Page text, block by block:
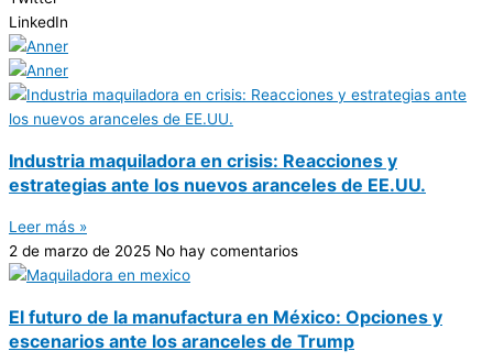
LinkedIn
Industria maquiladora en crisis: Reacciones y
estrategias ante los nuevos aranceles de EE.UU.
Leer más »
2 de marzo de 2025 No hay comentarios
El futuro de la manufactura en México: Opciones y
escenarios ante los aranceles de Trump